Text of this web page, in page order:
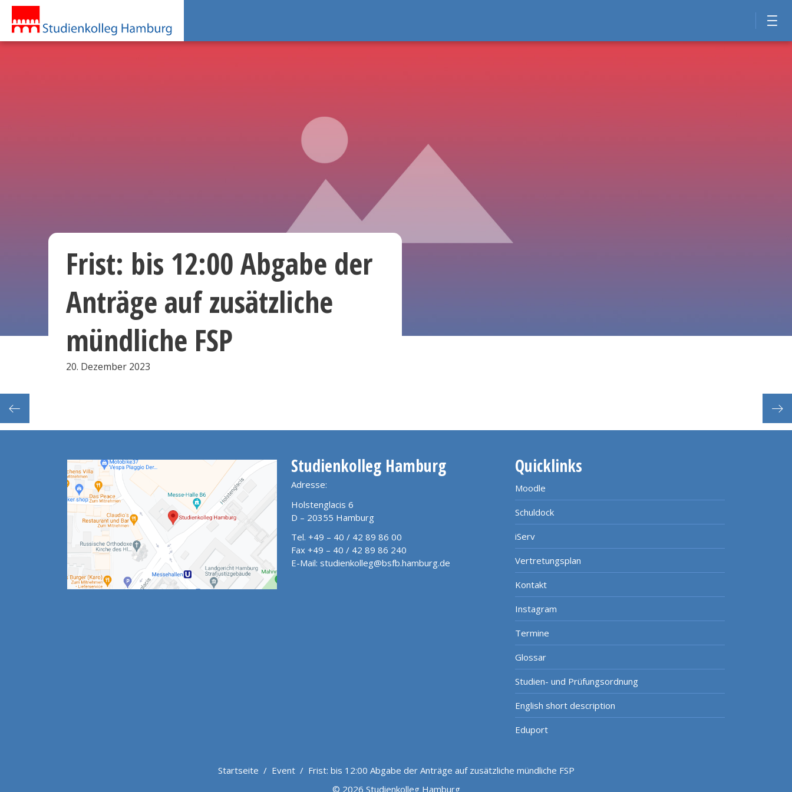
Frist: bis 12:00 Abgabe der
Anträge auf zusätzliche
mündliche FSP
20. Dezember 2023
Studienkolleg Hamburg
Adresse:
Holstenglacis 6
D – 20355 Hamburg
Tel. +49 – 40 / 42 89 86 00
Fax +49 – 40 / 42 89 86 240
E-Mail: studienkolleg@bsfb.hamburg.de
Quicklinks
Moodle
Schuldock
iServ
Vertretungsplan
Kontakt
Instagram
Termine
Glossar
Studien- und Prüfungsordnung
English short description
Eduport
Startseite / Event/ Frist: bis 12:00 Abgabe der Anträge auf zusätzliche mündliche FSP
© 2026 Studienkolleg Hamburg